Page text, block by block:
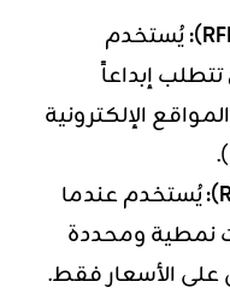
يُستخدم
إبداعاً
الإلكترونية
).
يُستخدم عندما
نمطية ومحددة
على الأسعار فقط.